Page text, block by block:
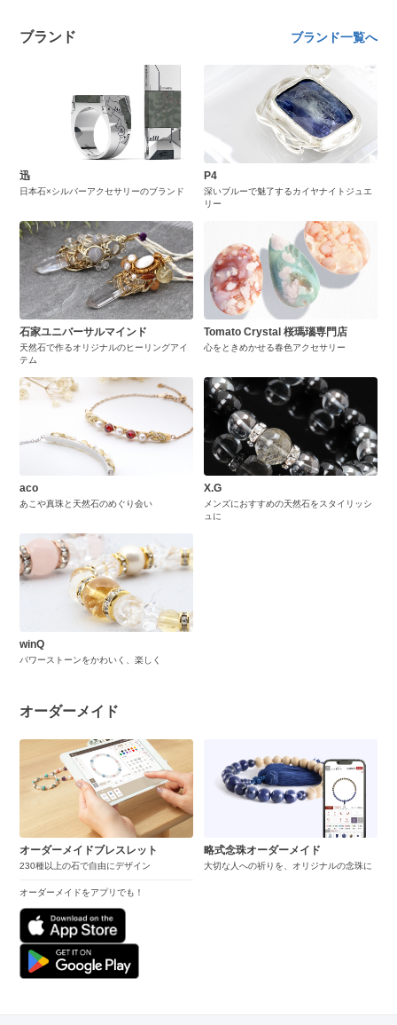
ブランド ブランド一覧へ
迅
日本石×シルバーアクセサリーのブランド
P4
深いブルーで魅了するカイヤナイトジュエ
リー
石家ユニバーサルマインド
天然石で作るオリジナルのヒーリングアイ
テム
Tomato Crystal 桜瑪瑙専門店
心をときめかせる春色アクセサリー
aco
あこや真珠と天然石のめぐり会い
X.G
メンズにおすすめの天然石をスタイリッシ
ュに
winQ
パワーストーンをかわいく、楽しく
オーダーメイド
オーダーメイドブレスレット
230種以上の石で自由にデザイン
オーダーメイドをアプリでも！
略式念珠オーダーメイド
大切な人への祈りを、オリジナルの念珠に